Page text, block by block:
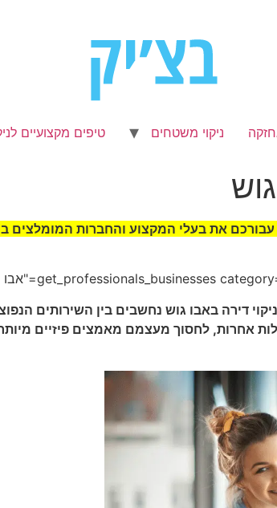
ניקוי משטחים טיפים מקצועיים
עבורכם את בעלי המקצוע והחברות המומלצים
ניקוי דירה באבו גוש נחשבים בין
אחרות, לחסוך מעצמם מאמצים פיזיים